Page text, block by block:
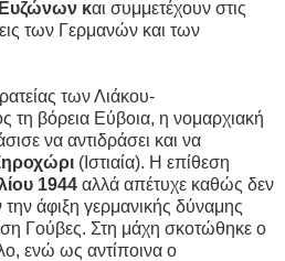
Ευζώνων και συμμετέχουν στις
των Γερμανών και των
των Λιάκου-
βόρεια Εύβοια, η νομαρχιακή
να αντιδράσει και να
(Ιστιαία). Η επίθεση
1944 αλλά απέτυχε καθώς δεν
άφιξη γερμανικής δύναμης
Γούβες. Στη μάχη σκοτώθηκε ο
ενώ ως αντίποινα ο